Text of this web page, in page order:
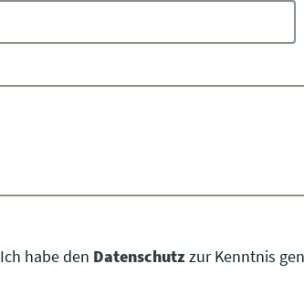
Ich habe den Datenschutz zur Kenntnis